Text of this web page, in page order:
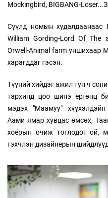
Mockingbird, BIGBANG-
Сүүлд номын худалдаанаас
William Gording-Lord Of The
Orwell-Animal farm уншихаар
харагддаг гэсэн.
Түүний хийдэг ажил тун ч
тархинд цоо шинэ ертөнц
мэдэх "Маамуу"
Аами ямар хувцас өмсөх,
хоёрын очиж тоглодог ой,
гэхчлэн дизайнерын